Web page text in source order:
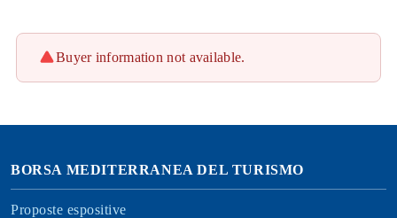
Buyer information not available.
BORSA MEDITERRANEA DEL TURISMO
Proposte espositive